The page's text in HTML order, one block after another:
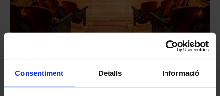
Consentiment Detalls Informació
Audicions íntimes: Josep
Colom